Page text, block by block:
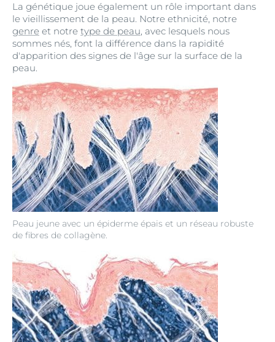
Peau jeune avec un épiderme épais et un réseau robuste
de fibres de collagène.
La génétique joue également un rôle important dans
le vieillissement de la peau. Notre ethnicité, notre
genre et notre type de peau, avec lesquels nous
sommes nés, font la différence dans la rapidité
d'apparition des signes de l'âge sur la surface de la
peau.